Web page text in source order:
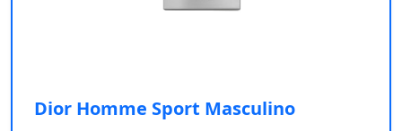
Dior Homme Sport Masculino